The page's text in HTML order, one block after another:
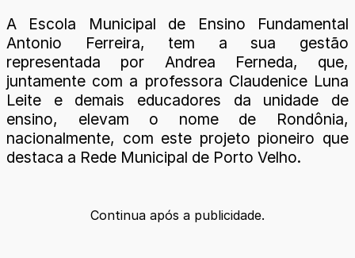
A Escola Municipal de Ensino Fundamental
Antonio Ferreira, tem a sua gestão
representada por Andrea Ferneda, que,
juntamente com a professora Claudenice Luna
Leite e demais educadores da unidade de
ensino, elevam o nome de Rondônia,
nacionalmente, com este projeto pioneiro que
destaca a Rede Municipal de Porto Velho.
Continua após a publicidade.